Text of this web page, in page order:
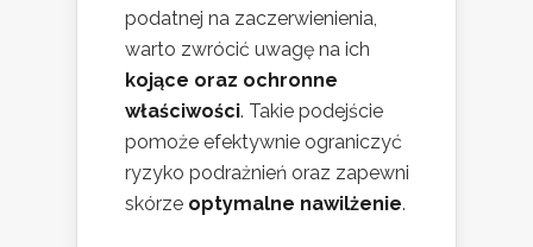
podatnej na zaczerwienienia,
warto zwrócić uwagę na ich
kojące oraz ochronne
właściwości. Takie podejście
pomoże efektywnie ograniczyć
ryzyko podrażnień oraz zapewni
skórze optymalne nawilżenie.